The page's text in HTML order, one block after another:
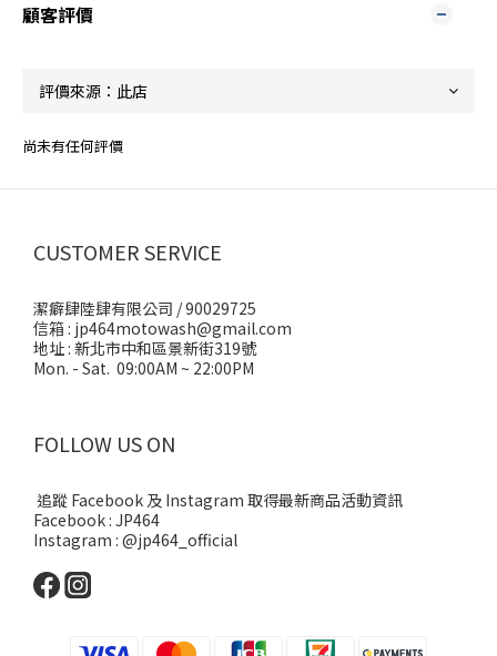
顧客評價
尚未有任何評價
CUSTOMER SERVICE
潔癖肆陸肆有限公司 / 90029725
信箱 : jp464motowash@gmail.com
地址 : 新北市中和區景新街319號
Mon. - Sat. 09:00AM ~ 22:00PM
FOLLOW US ON
追蹤 Facebook 及 Instagram 取得最新商品活動資訊
Facebook : JP464
Instagram : @jp464_official